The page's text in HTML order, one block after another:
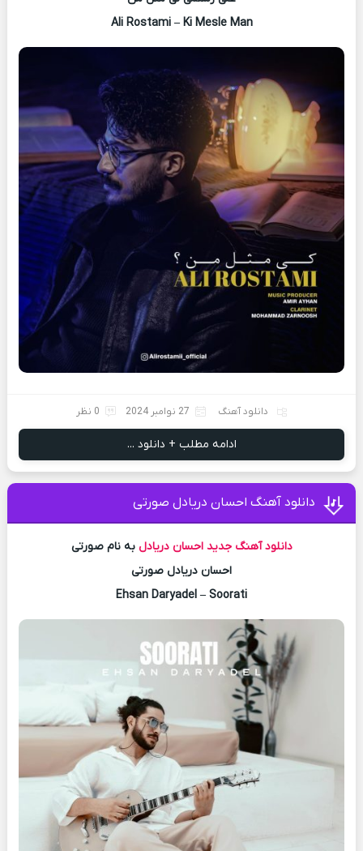
Ali Rostami – Ki Mesle Man
دانلود آهنگ 27 نوامبر 2024 0 نظر
ادامه مطلب + دانلود ...
دانلود آهنگ احسان دریادل صورتی
دانلود آهنگ جدید احسان دریادل به نام صورتی
احسان دریادل صورتی
Ehsan Daryadel – Soorati